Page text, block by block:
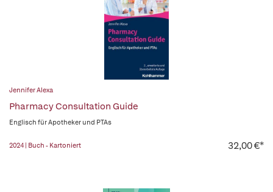
Jennifer Alexa
Pharmacy Consultation Guide
Englisch für Apotheker und PTAs
2024 | Buch - Kartoniert 32,00 €*